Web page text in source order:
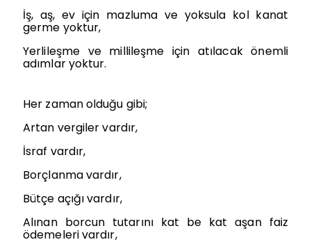
İş, aş, ev için mazluma ve yoksula kol kanat
germe yoktur,
Yerlileşme ve millileşme için atılacak önemli
adımlar yoktur.
Her zaman olduğu gibi;
Artan vergiler vardır,
İsraf vardır,
Borçlanma vardır,
Bütçe açığı vardır,
Alınan borcun tutarını kat be kat aşan faiz
ödemeleri vardır,